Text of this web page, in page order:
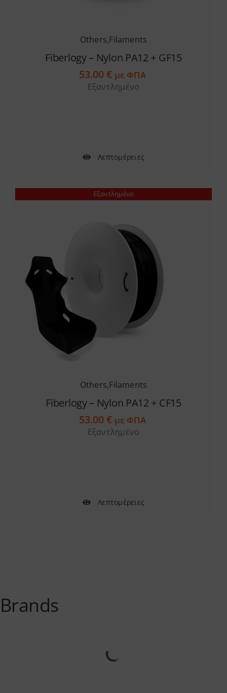
Others,Filaments
Fiberlogy – Nylon PA12 + GF15
53.00€ με ΦΠΑ
Εξαντλημένο
Λεπτομέρειες
Εξαντλημένο
Others,Filaments
Fiberlogy – Nylon PA12 + CF15
53.00€ με ΦΠΑ
Εξαντλημένο
Λεπτομέρειες
Brands